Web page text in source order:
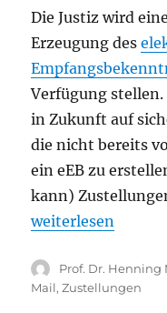
Die Justiz wird
Erzeugung des
Verfügung
in Zukunft auf
die nicht bereits
ein eEB zu
kann)
„Justiz stellt
weiterlesen
Autor
Prof. Dr. Henning
Mail,Zustellungen